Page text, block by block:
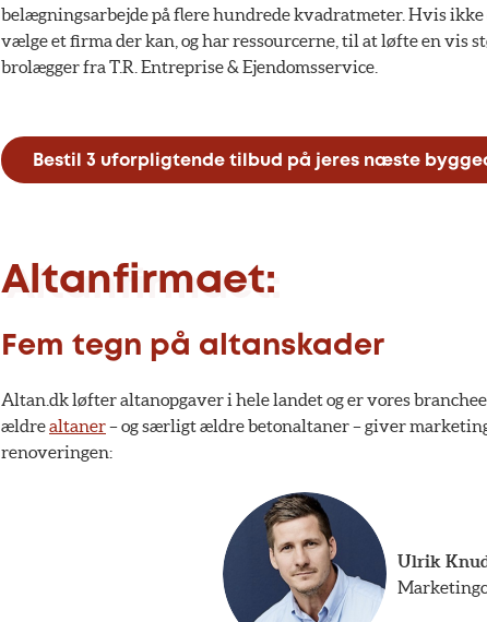
belægningsarbejde på flere hundrede kvadratmeter. Hvis ikke
vælge et firma der kan, og har ressourcerne, til at løfte en vis
brolægger fra T.R. Entreprise & Ejendomsservice.
Bestil 3 uforpligtende tilbud på jeres næste
Altanfirmaet:
Fem tegn på altanskader
Altan.dk løfter altanopgaver i hele landet og er vores
ældrealtaner– og særligt ældre betonaltaner – giver
renoveringen:
Ulrik